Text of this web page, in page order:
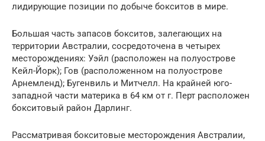
лидирующие позиции по добыче бокситов в мире.
Большая часть запасов бокситов, залегающих на
территории Австралии, сосредоточена в четырех
месторождениях: Уэйл (расположен на полуострове
Кейл-Йорк); Гов (расположенном на полуострове
Арнемленд); Бугенвиль и Митчелл. На крайней юго-
западной части материка в 64 км от г. Перт расположен
бокситовый район Дарлинг.
Рассматривая бокситовые месторождения Австралии,